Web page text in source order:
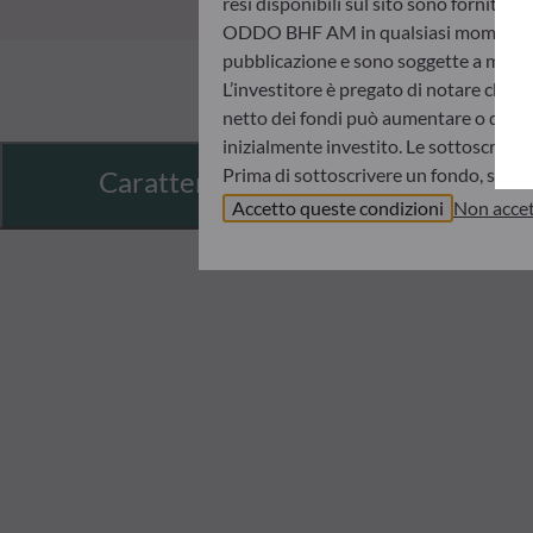
Caratteristiche
ODDO BHF AM in qualsiasi
pubblicazione e sono soggette a
L’investitore è pregato di notare che
netto dei fondi può aumentare o
inizialmente investito. Le
Prima di sottoscrivere un fondo, si
informazioni chiave per l’investitore
I valori patrimoniali netti indicati nel
sull’avviso dell’operazione e sugli
Accetto queste condizioni Non